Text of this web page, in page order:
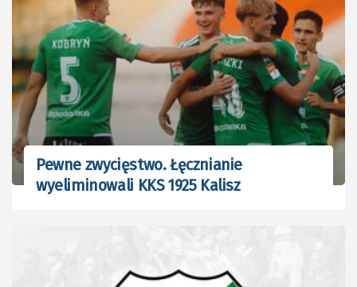
Pewne zwycięstwo. Łęcznianie
wyeliminowali KKS 1925 Kalisz